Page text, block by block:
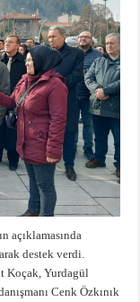
açıklamasında
destek verdi.
Koçak, Yurdagül
Cenk Özkınık